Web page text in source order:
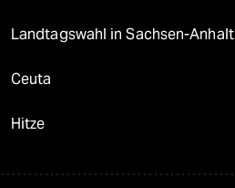
Landtagswahl in Sachsen-Anhalt
Ceuta
Hitze